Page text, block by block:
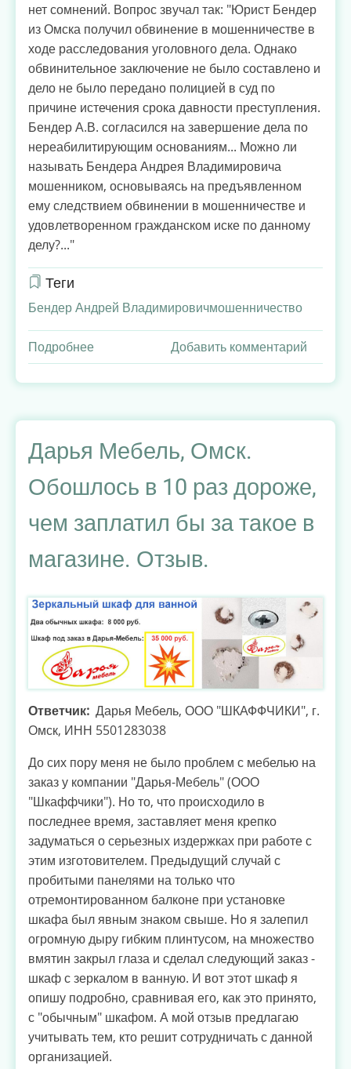
нет сомнений. Вопрос звучал так: "Юрист Бендер
из Омска получил обвинение в мошенничестве в
ходе расследования уголовного дела. Однако
обвинительное заключение не было составлено и
дело не было передано полицией в суд по
причине истечения срока давности преступления.
Бендер А.В. согласился на завершение дела по
нереабилитирующим основаниям... Можно ли
называть Бендера Андрея Владимировича
мошенником, основываясь на предъявленном
ему следствием обвинении в мошенничестве и
удовлетворенном гражданском иске по данному
делу?..."
Теги
Бендер Андрей Владимировичмошенничество
Подробнее
Бендер
Андрей
"совершил
мошеннические
действия"
или
просто
Добавить комментарий
Дарья Мебель, Омск.
Обошлось в 10 раз дороже,
чем заплатил бы за такое в
магазине. Отзыв.
Ответчик Дарья Мебель, ООО "ШКАФФЧИКИ", г.
Омск, ИНН 5501283038
До сих пору меня не было проблем с мебелью на
заказ у компании "Дарья-Мебель" (ООО
"Шкаффчики"). Но то, что происходило в
последнее время, заставляет меня крепко
задуматься о серьезных издержках при работе с
этим изготовителем. Предыдущий случай с
пробитыми панелями на только что
отремонтированном балконе при установке
шкафа был явным знаком свыше. Но я залепил
огромную дыру гибким плинтусом, на множество
вмятин закрыл глаза и сделал следующий заказ -
шкаф с зеркалом в ванную. И вот этот шкаф я
опишу подробно, сравнивая его, как это принято,
с "обычным" шкафом. А мой отзыв предлагаю
учитывать тем, кто решит сотрудничать с данной
организацией.